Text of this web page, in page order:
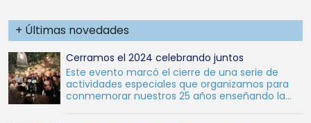
+ Últimas novedades
Cerramos el 2024 celebrando juntos
Este evento marcó el cierre de una serie de
actividades especiales que organizamos para
conmemorar nuestros 25 años enseñando la